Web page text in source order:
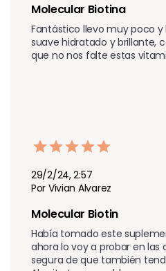
Molecular Biotina
Fantástico llevo muy poco
suave hidratado y brillante,
29/2/24, 2:57
Por Vivian Alvarez
Molecular Biotin
Había tomado este
ahora lo voy a probar en las
segura de que también